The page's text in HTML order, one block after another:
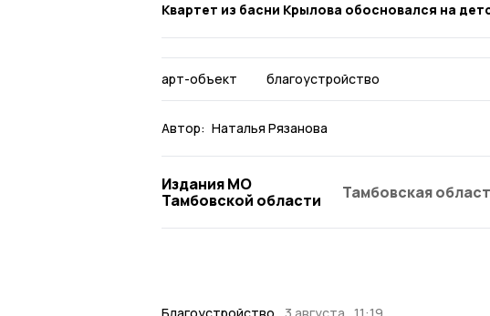
Квартет из басни Крылова обосновался на
арт-объект благоустройство
Автор: Наталья Рязанова
Издания МО
Тамбовской области
Тамбовская